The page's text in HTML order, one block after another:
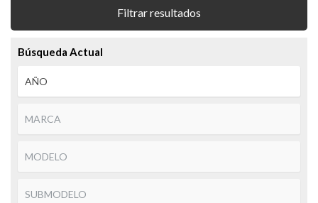
Filtrar resultados
Búsqueda Actual